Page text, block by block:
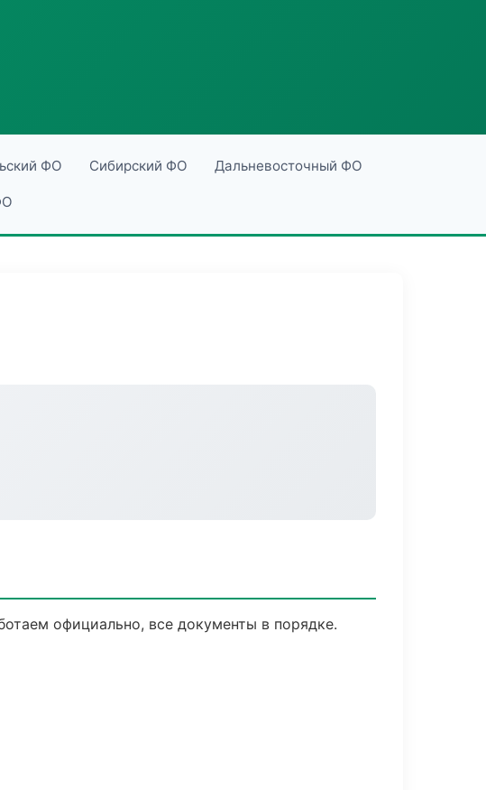
ФО Сибирский ФО Дальневосточный ФО
официально, все документы в порядке.